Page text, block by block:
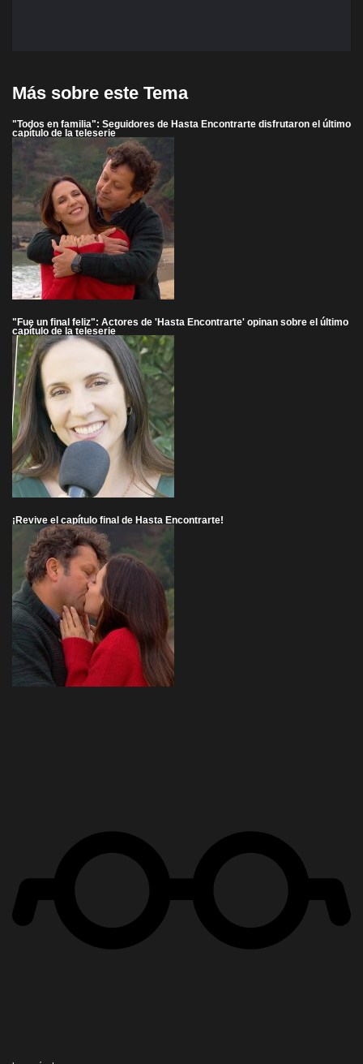
Más sobre este Tema
"Todos en familia": Seguidores de Hasta Encontrarte disfrutaron el último
capítulo de la teleserie
"Fue un final feliz": Actores de 'Hasta Encontrarte' opinan sobre el último
capítulo de la teleserie
¡Revive el capítulo final de Hasta Encontrarte!